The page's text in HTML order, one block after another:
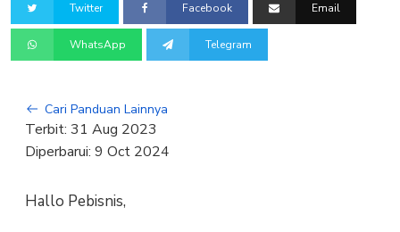
Twitter Facebook Email
WhatsApp Telegram
Cari Panduan Lainnya
Terbit: 31 Aug 2023
Diperbarui: 9 Oct 2024
Hallo Pebisnis,